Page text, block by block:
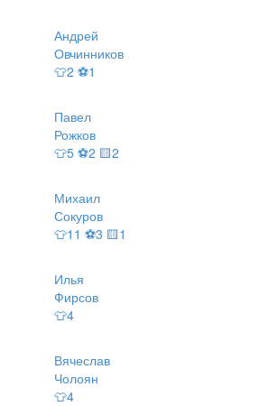
Андрей
Овчинников
👕2 ⚽1
Павел
Рожков
👕5 ⚽2 🟨2
Михаил
Сокуров
👕11 ⚽3 🟨1
Илья
Фирсов
👕4
Вячеслав
Чолоян
👕4